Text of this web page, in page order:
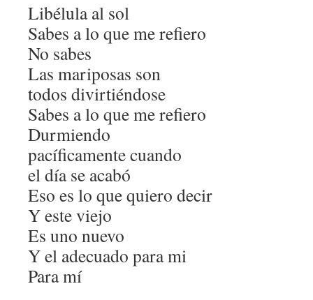
Libélula al sol
Sabes a lo que me refiero
No sabes
Las mariposas son
todos divirtiéndose
Sabes a lo que me refiero
Durmiendo
pacíficamente cuando
el día se acabó
Eso es lo que quiero decir
Y este viejo
Es uno nuevo
Y el adecuado para mi
Para mí